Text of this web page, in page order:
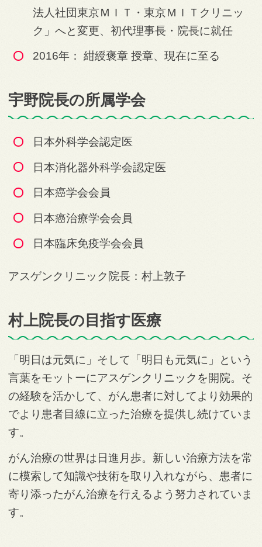
法人社団東京ＭＩＴ・東京ＭＩＴクリニッ
ク」へと変更、初代理事長・院長に就任
2016年： 紺綬褒章 授章、現在に至る
宇野院長の所属学会
日本外科学会認定医
日本消化器外科学会認定医
日本癌学会会員
日本癌治療学会会員
日本臨床免疫学会会員
アスゲンクリニック院長：村上敦子
村上院長の目指す医療
「明日は元気に」そして「明日も元気に」という
言葉をモットーにアスゲンクリニックを開院。そ
の経験を活かして、がん患者に対してより効果的
でより患者目線に立った治療を提供し続けていま
す。
がん治療の世界は日進月歩。新しい治療方法を常
に模索して知識や技術を取り入れながら、患者に
寄り添ったがん治療を行えるよう努力されていま
す。